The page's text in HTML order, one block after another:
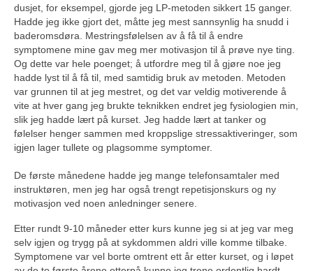
dusjet, for eksempel, gjorde jeg LP-metoden sikkert 15 ganger.
Hadde jeg ikke gjort det, måtte jeg mest sannsynlig ha snudd i
baderomsdøra. Mestringsfølelsen av å få til å endre
symptomene mine gav meg mer motivasjon til å prøve nye ting.
Og dette var hele poenget; å utfordre meg til å gjøre noe jeg
hadde lyst til å få til, med samtidig bruk av metoden. Metoden
var grunnen til at jeg mestret, og det var veldig motiverende å
vite at hver gang jeg brukte teknikken endret jeg fysiologien min,
slik jeg hadde lært på kurset. Jeg hadde lært at tanker og
følelser henger sammen med kroppslige stressaktiveringer, som
igjen lager tullete og plagsomme symptomer.
De første månedene hadde jeg mange telefonsamtaler med
instruktøren, men jeg har også trengt repetisjonskurs og ny
motivasjon ved noen anledninger senere.
Etter rundt 9-10 måneder etter kurs kunne jeg si at jeg var meg
selv igjen og trygg på at sykdommen aldri ville komme tilbake.
Symptomene var vel borte omtrent ett år etter kurset, og i løpet